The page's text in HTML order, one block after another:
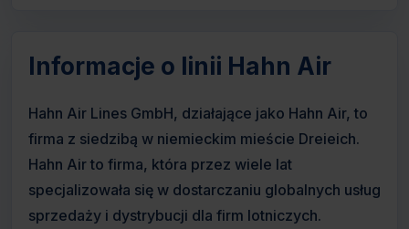
Informacje o linii Hahn Air
Hahn Air Lines GmbH, działające jako Hahn Air, to
firma z siedzibą w niemieckim mieście Dreieich.
Hahn Air to firma, która przez wiele lat
specjalizowała się w dostarczaniu globalnych usług
sprzedaży i dystrybucji dla firm lotniczych.